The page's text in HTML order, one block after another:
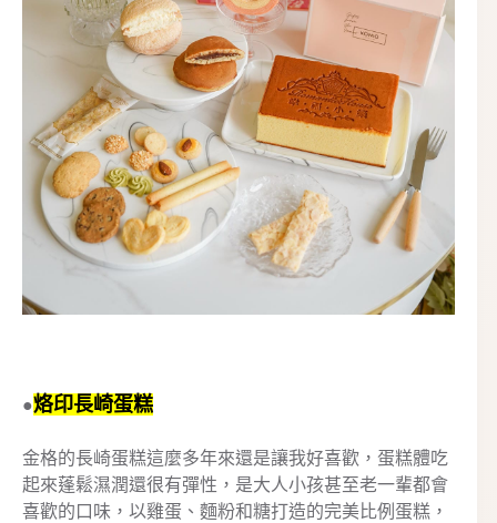
●烙印長崎蛋糕
金格的長崎蛋糕這麼多年來還是讓我好喜歡，蛋糕體吃
起來蓬鬆濕潤還很有彈性，是大人小孩甚至老一輩都會
喜歡的口味，以雞蛋、麵粉和糖打造的完美比例蛋糕，